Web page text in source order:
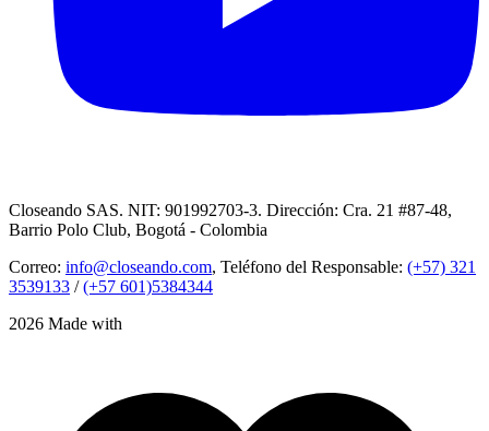
Closeando SAS. NIT: 901992703-3. Dirección: Cra. 21 #87-48,
Barrio Polo Club, Bogotá - Colombia
Correo: info@closeando.com, Teléfono del Responsable: (+57) 321
3539133 /(+57 601)5384344
2026 Made with